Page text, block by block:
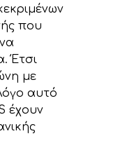
που
Έτσι
με
αυτό
έχουν